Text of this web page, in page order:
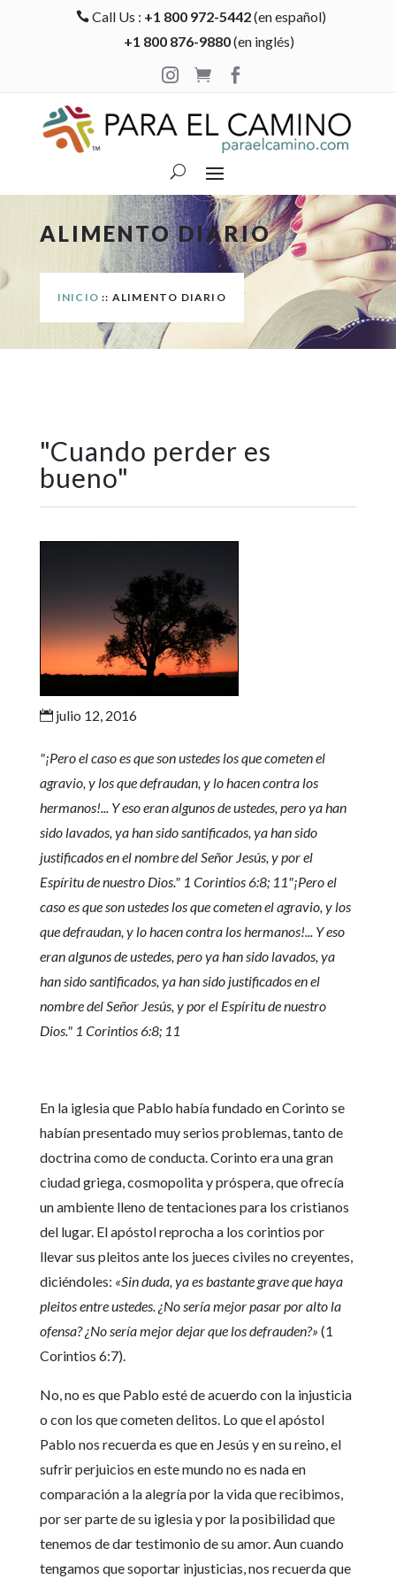
 Call Us : +1 800 972-5442(en español)
+1 800 876-9880(en inglés)

 
ALIMENTO DIARIO
INICIO :: ALIMENTO DIARIO
"Cuando perder es
bueno"
julio 12, 2016
"¡Pero el caso es que son ustedes los que cometen el
agravio, y los que defraudan, y lo hacen contra los
hermanos!... Y eso eran algunos de ustedes, pero ya han
sido lavados, ya han sido santificados, ya han sido
justificados en el nombre del Señor Jesús, y por el
Espíritu de nuestro Dios." 1 Corintios 6:8; 11"¡Pero el
caso es que son ustedes los que cometen el agravio, y los
que defraudan, y lo hacen contra los hermanos!... Y eso
eran algunos de ustedes, pero ya han sido lavados, ya
han sido santificados, ya han sido justificados en el
nombre del Señor Jesús, y por el Espíritu de nuestro
Dios." 1 Corintios 6:8; 11
En la iglesia que Pablo había fundado en Corinto se
habían presentado muy serios problemas, tanto de
doctrina como de conducta. Corinto era una gran
ciudad griega, cosmopolita y próspera, que ofrecía
un ambiente lleno de tentaciones para los cristianos
del lugar. El apóstol reprocha a los corintios por
llevar sus pleitos ante los jueces civiles no creyentes,
diciéndoles: «Sin duda, ya es bastante grave que haya
pleitos entre ustedes. ¿No sería mejor pasar por alto la
ofensa? ¿No sería mejor dejar que los defrauden?» (1
Corintios 6:7).
No, no es que Pablo esté de acuerdo con la injusticia
o con los que cometen delitos. Lo que el apóstol
Pablo nos recuerda es que en Jesús y en su reino, el
sufrir perjuicios en este mundo no es nada en
comparación a la alegría por la vida que recibimos,
por ser parte de su iglesia y por la posibilidad que
tenemos de dar testimonio de su amor. Aun cuando
tengamos que soportar injusticias, nos recuerda que